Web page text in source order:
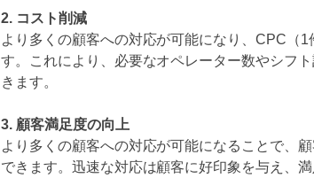
2. コスト削減
より多くの顧客への対応が可能になり、CPC（
す。これにより、必要なオペレーター数やシフ
きます。
3. 顧客満足度の向上
より多くの顧客への対応が可能になることで、
できます。迅速な対応は顧客に好印象を与え、満